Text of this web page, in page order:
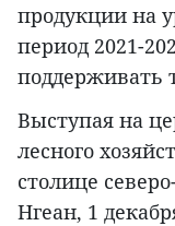
продукции на
период 2021-
поддерживать
Выступая на
лесного
столице
Нгеан, 1